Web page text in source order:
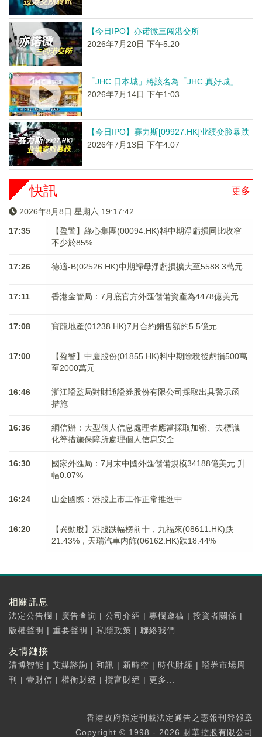
【今日IPO】亦诺微三闯港交所
2026年7月20日 下午5:20
「JHC 日本城」將該名為「JHC 真好城」
2026年7月14日 下午1:03
【今日IPO】赛力斯[09927.HK]业绩变脸暴跌
2026年7月13日 下午4:07
更多
快訊
2026年8月8日 星期六 19:17:42
17:35
【盈警】綠心集團(00094.HK)料中期淨虧損同比收窄
不少於85%
17:26 德適-B(02526.HK)中期歸母淨虧損擴大至5588.3萬元
17:11 香港金管局：7月底官方外匯儲備資產為4478億美元
17:08 寶龍地產(01238.HK)7月合約銷售額約5.5億元
17:00
【盈警】中慶股份(01855.HK)料中期除稅後虧損500萬
至2000萬元
16:46
浙江證監局對財通證券股份有限公司採取出具警示函
措施
16:36
網信辦：大型個人信息處理者應當採取加密、去標識
化等措施保障所處理個人信息安全
16:30
國家外匯局：7月末中國外匯儲備規模34188億美元 升
幅0.07%
16:24 山金國際：港股上市工作正常推進中
16:20
【異動股】港股跌幅榜前十，九福來(08611.HK)跌
21.43%，天瑞汽車内飾(06162.HK)跌18.44%
相關訊息
法定公告欄 | 廣告查詢 | 公司介紹 | 專欄邀稿 | 投資者關係 |
版權聲明 | 重要聲明 | 私隱政策 | 聯絡我們
友情鏈接
清博智能 | 艾媒諮詢 | 和訊 | 新時空 | 時代財經 | 證券市場周
刊
| 壹財信 | 權衡財經 | 攬富財經 | 更多...
香港政府指定刊載法定通告之憲報刊登報章
Copyright © 1998 - 2026 財華控股有限公司